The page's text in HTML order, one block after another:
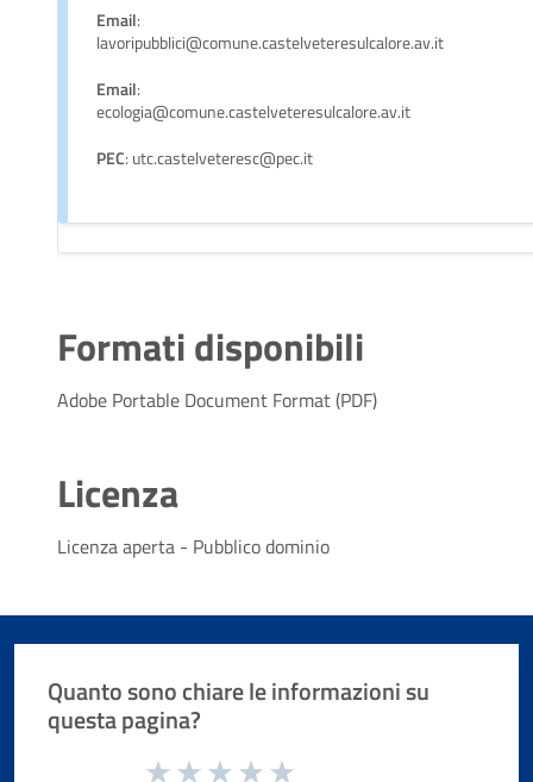
Email:
lavoripubblici@comune.castelveteresulcalore.av.it
Email:
ecologia@comune.castelveteresulcalore.av.it
PEC: utc.castelveteresc@pec.it
Formati disponibili
Adobe Portable Document Format (PDF)
Licenza
Licenza aperta - Pubblico dominio
Quanto sono chiare le informazioni su
questa pagina?
Valuta da 1 a 5 stelle la pagina